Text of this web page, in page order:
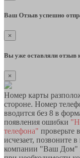
Ваш Отзыв успешно
×
Вы уже оставляли отзыв
×
Номер карты
стороне. Номер
вводится без 8 в
появления ошибки
телефона" проверьте
исчезает, позвоните
компании "Ваш Дом"